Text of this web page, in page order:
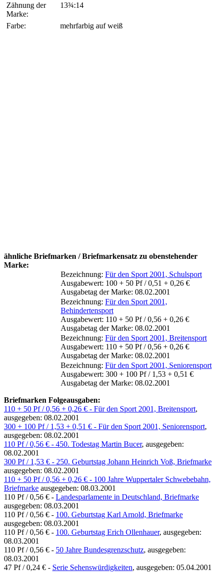
Zähnung der
Marke:
13¾:14
Farbe: mehrfarbig auf weiß
ähnliche Briefmarken / Briefmarkensatz zu obenstehender
Marke:
Bezeichnung: Für den Sport 2001, Schulsport
Ausgabewert: 100 + 50 Pf / 0,51 + 0,26 €
Ausgabetag der Marke: 08.02.2001
Bezeichnung: Für den Sport 2001,
Behindertensport
Ausgabewert: 110 + 50 Pf / 0,56 + 0,26 €
Ausgabetag der Marke: 08.02.2001
Bezeichnung: Für den Sport 2001, Breitensport
Ausgabewert: 110 + 50 Pf / 0,56 + 0,26 €
Ausgabetag der Marke: 08.02.2001
Bezeichnung: Für den Sport 2001, Seniorensport
Ausgabewert: 300 + 100 Pf / 1,53 + 0,51 €
Ausgabetag der Marke: 08.02.2001
Briefmarken Folgeausgaben:
110 + 50 Pf / 0,56 + 0,26 € - Für den Sport 2001, Breitensport,
ausgegeben: 08.02.2001
300 + 100 Pf / 1,53 + 0,51 € - Für den Sport 2001, Seniorensport,
ausgegeben: 08.02.2001
110 Pf / 0,56 € - 450. Todestag Martin Bucer, ausgegeben:
08.02.2001
300 Pf / 1,53 € - 250. Geburtstag Johann Heinrich Voß, Briefmarke
ausgegeben: 08.02.2001
110 + 50 Pf / 0,56 + 0,26 € - 100 Jahre Wuppertaler Schwebebahn,
Briefmarke ausgegeben: 08.03.2001
110 Pf / 0,56 € - Landesparlamente in Deutschland, Briefmarke
ausgegeben: 08.03.2001
110 Pf / 0,56 € - 100. Geburtstag Karl Arnold, Briefmarke
ausgegeben: 08.03.2001
110 Pf / 0,56 € - 100. Geburtstag Erich Ollenhauer, ausgegeben:
08.03.2001
110 Pf / 0,56 € - 50 Jahre Bundesgrenzschutz, ausgegeben:
08.03.2001
47 Pf / 0,24 € - Serie Sehenswürdigkeiten, ausgegeben: 05.04.2001